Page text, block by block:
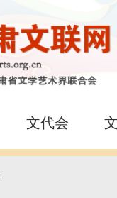
文代会